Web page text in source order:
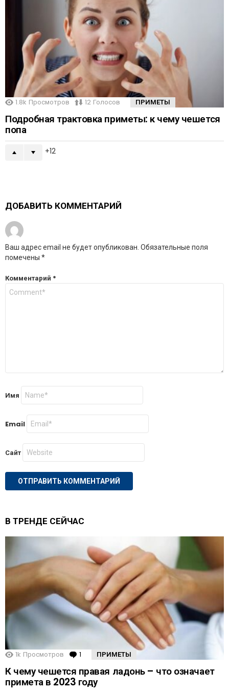
1.8k Просмотров 12 Голосов ПРИМЕТЫ
Подробная трактовка приметы: к чему чешется
попа
12
ДОБАВИТЬ КОММЕНТАРИЙ
Ваш адрес email не будет опубликован. Обязательные поля
помечены *
Комментарий *
Имя
Email
Сайт
В ТРЕНДЕ СЕЙЧАС
1k Просмотров 1 Comment
ПРИМЕТЫ
К чему чешется правая ладонь – что означает
примета в 2023 году